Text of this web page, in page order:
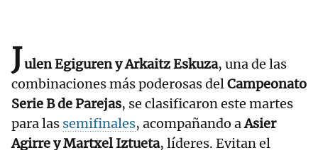
Julen Egiguren y Arkaitz Eskuza, una de las
combinaciones más poderosas delCampeonato
Serie B de Parejas, se clasificaron este martes
para las semifinales, acompañando aAsier
Agirre y Martxel Iztueta, líderes. Evitan el